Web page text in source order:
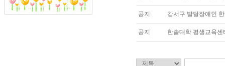
공지 강서구 발달장애인
공지 한솔대학 평생교육